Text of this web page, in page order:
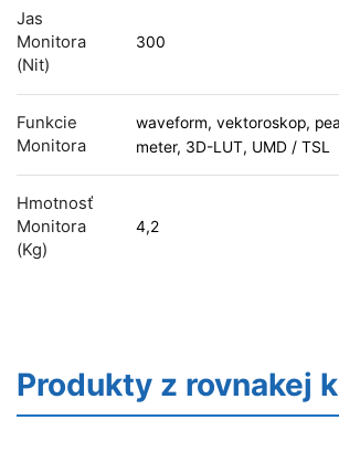
Jas
Monitora
(nit)
300
Funkcie
Monitora
waveform, vektoroskop,
meter, 3D-LUT, UMD / TSL
Hmotnosť
Monitora
(kg)
4,2
Produkty z rovnakej